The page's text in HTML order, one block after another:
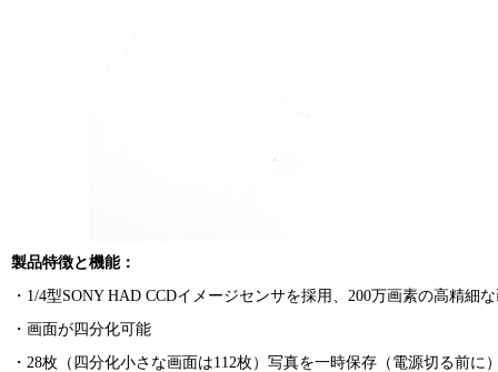
製品特徴と機能：
・1/4型SONY HAD CCDイメージセンサを採用、200万画素の高精細
・画面が四分化可能
・28枚（四分化小さな画面は112枚）写真を一時保存（電源切る前に